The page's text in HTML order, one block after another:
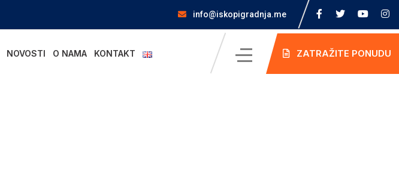
info@iskopigradnja.me
NOVOSTI O NAMA KONTAKT ZATRAŽITE PONUDU